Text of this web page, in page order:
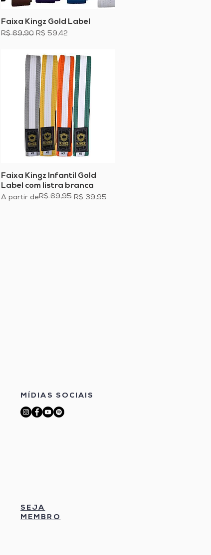
Visualização rápida
Faixa Kingz Gold Label
Preço normal
R$ 69,90 Preço promocional
R$ 59,42
Visualização rápida
Faixa Kingz Infantil Gold
Label com listra branca
A partir de
Preço normalR$ 69,95 R$ 39,95
Preço promocional
MÍDIAS SOCIAIS
SEJA
MEMBRO